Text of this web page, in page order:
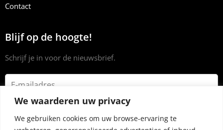
We waarderen uw privacy
We gebruiken cookies om uw browse-ervaring te
Contact
Blijf op de hoogte!
Schrijf je in voor de nieuwsbrief.